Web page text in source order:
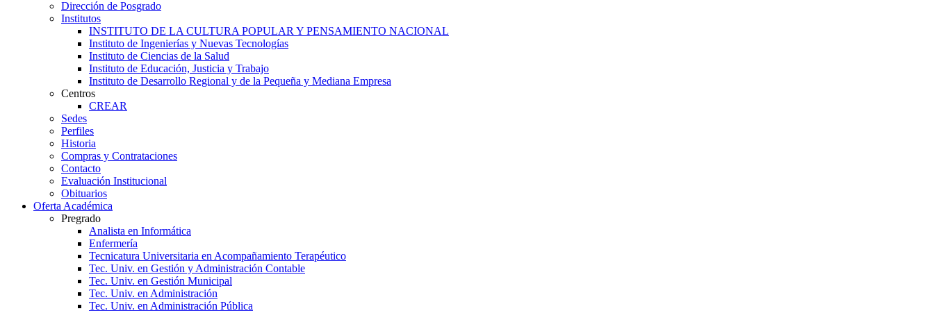
Dirección de Posgrado
Institutos
INSTITUTO DE LA CULTURA POPULAR Y PENSAMIENTO NACIONAL
Instituto de Ingenierías y Nuevas Tecnologías
Instituto de Ciencias de la Salud
Instituto de Educación, Justicia y Trabajo
Instituto de Desarrollo Regional y de la Pequeña y Mediana Empresa
Centros
CREAR
Sedes
Perfiles
Historia
Compras y Contrataciones
Contacto
Evaluación Institucional
Obituarios
Oferta Académica
Pregrado
Analista en Informática
Enfermería
Tecnicatura Universitaria en Acompañamiento Terapéutico
Tec. Univ. en Gestión y Administración Contable
Tec. Univ. en Gestión Municipal
Tec. Univ. en Administración
Tec. Univ. en Administración Pública